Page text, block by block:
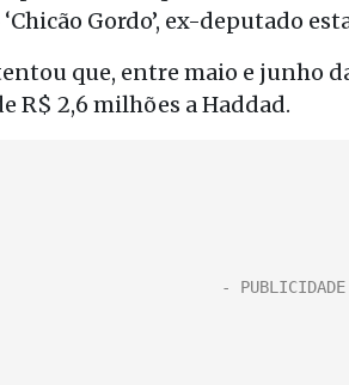
Gordo’, ex-deputado
que, entre maio e junho
R$ 2,6 milhões a Haddad.